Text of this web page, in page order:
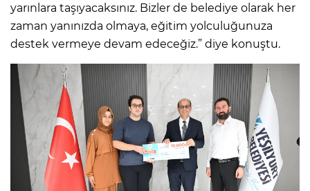
yarınlara taşıyacaksınız. Bizler de belediye olarak her
zaman yanınızda olmaya, eğitim yolculuğunuza
destek vermeye devam edeceğiz.” diye konuştu.